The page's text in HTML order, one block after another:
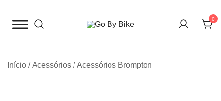
para
0
Início /Acessórios /Acessórios Brompton